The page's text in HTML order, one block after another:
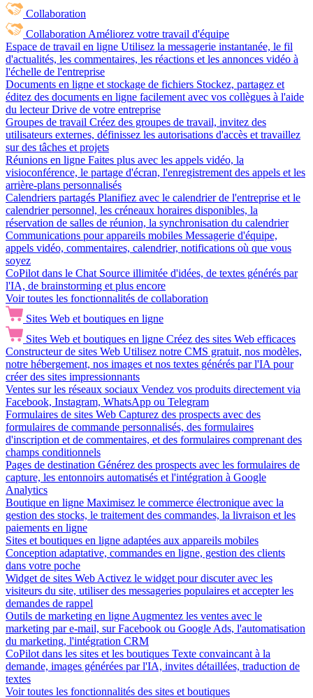
Collaboration
Collaboration Améliorez votre travail d'équipe
Espace de travail en ligne Utilisez la messagerie instantanée, le fil
d'actualités, les commentaires, les réactions et les annonces vidéo à
l'échelle de l'entreprise
Documents en ligne et stockage de fichiers Stockez, partagez et
éditez des documents en ligne facilement avec vos collègues à l'aide
du lecteur Drive de votre entreprise
Groupes de travail Créez des groupes de travail, invitez des
utilisateurs externes, définissez les autorisations d'accès et travaillez
sur des tâches et projets
Réunions en ligne Faites plus avec les appels vidéo, la
visioconférence, le partage d'écran, l'enregistrement des appels et les
arrière-plans personnalisés
Calendriers partagés Planifiez avec le calendrier de l'entreprise et le
calendrier personnel, les créneaux horaires disponibles, la
réservation de salles de réunion, la synchronisation du calendrier
Communications pour appareils mobiles Messagerie d'équipe,
appels vidéo, commentaires, calendrier, notifications où que vous
soyez
CoPilot dans le Chat Source illimitée d'idées, de textes générés par
l'IA, de brainstorming et plus encore
Voir toutes les fonctionnalités de collaboration
Sites Web et boutiques en ligne
Sites Web et boutiques en ligne Créez des sites Web efficaces
Constructeur de sites Web Utilisez notre CMS gratuit, nos modèles,
notre hébergement, nos images et nos textes générés par l'IA pour
créer des sites impressionnants
Ventes sur les réseaux sociaux Vendez vos produits directement via
Facebook, Instagram, WhatsApp ou Telegram
Formulaires de sites Web Capturez des prospects avec des
formulaires de commande personnalisés, des formulaires
d'inscription et de commentaires, et des formulaires comprenant des
champs conditionnels
Pages de destination Générez des prospects avec les formulaires de
capture, les entonnoirs automatisés et l'intégration à Google
Analytics
Boutique en ligne Maximisez le commerce électronique avec la
gestion des stocks, le traitement des commandes, la livraison et les
paiements en ligne
Sites et boutiques en ligne adaptées aux appareils mobiles
Conception adaptative, commandes en ligne, gestion des clients
dans votre poche
Widget de sites Web Activez le widget pour discuter avec les
visiteurs du site, utiliser des messageries populaires et accepter les
demandes de rappel
Outils de marketing en ligne Augmentez les ventes avec le
marketing par e-mail, sur Facebook ou Google Ads, l'automatisation
du marketing, l'intégration CRM
CoPilot dans les sites et les boutiques Texte convaincant à la
demande, images générées par l'IA, invites détaillées, traduction de
textes
Voir toutes les fonctionnalités des sites et boutiques